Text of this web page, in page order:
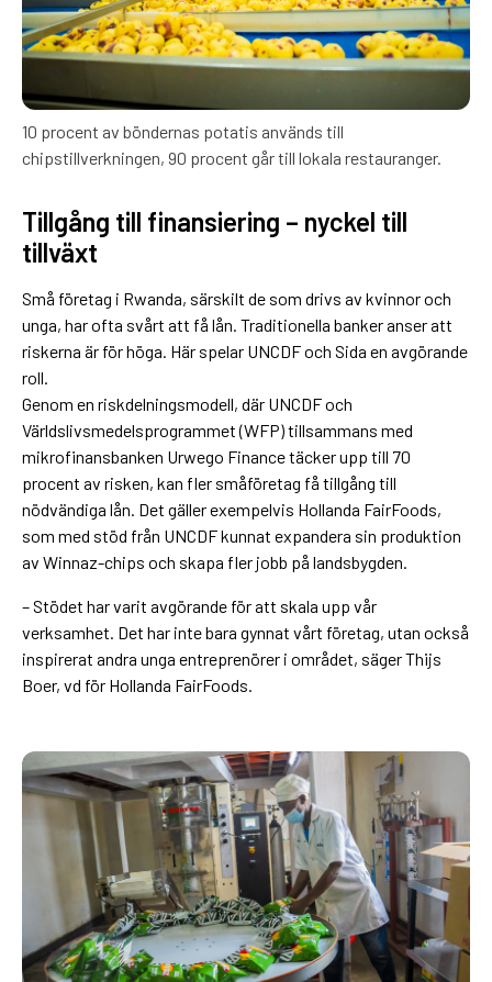
10 procent av böndernas potatis används till
chipstillverkningen, 90 procent går till lokala restauranger.
Tillgång till finansiering – nyckel till
tillväxt
Små företag i Rwanda, särskilt de som drivs av kvinnor och
unga, har ofta svårt att få lån. Traditionella banker anser att
riskerna är för höga. Här spelar UNCDF och Sida en avgörande
roll.
Genom en riskdelningsmodell, där UNCDF och
Världslivsmedelsprogrammet (WFP) tillsammans med
mikrofinansbanken Urwego Finance täcker upp till 70
procent av risken, kan fler småföretag få tillgång till
nödvändiga lån. Det gäller exempelvis Hollanda FairFoods,
som med stöd från UNCDF kunnat expandera sin produktion
av Winnaz-chips och skapa fler jobb på landsbygden.
– Stödet har varit avgörande för att skala upp vår
verksamhet. Det har inte bara gynnat vårt företag, utan också
inspirerat andra unga entreprenörer i området, säger Thijs
Boer, vd för Hollanda FairFoods.